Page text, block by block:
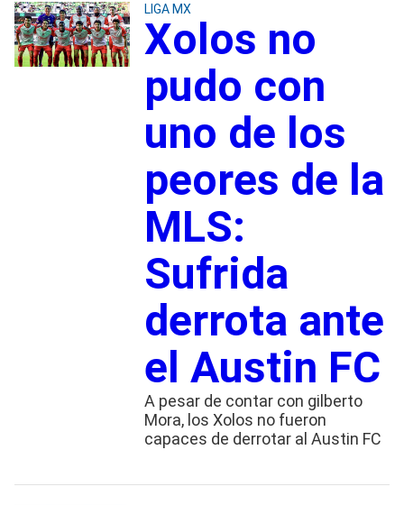
LIGA MX
Xolos no
pudo con
uno de los
peores de la
MLS:
Sufrida
derrota ante
el Austin FC
A pesar de contar con gilberto
Mora, los Xolos no fueron
capaces de derrotar al Austin FC